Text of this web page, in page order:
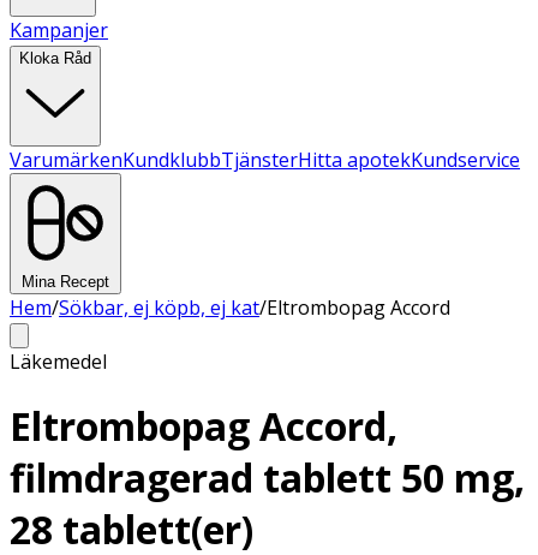
Kampanjer
Kloka Råd
VarumärkenKundklubbTjänsterHitta apotekKundservice
Mina Recept
Hem/Sökbar, ej köpb, ej kat/Eltrombopag Accord
Läkemedel
Eltrombopag Accord,
filmdragerad tablett 50 mg,
28 tablett(er)